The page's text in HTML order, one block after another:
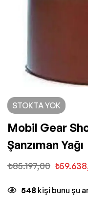
STOKTA YOK
Mobil Gear
Şanzıman Yağı
₺85.197,00 ₺
548 kişi bunu şu